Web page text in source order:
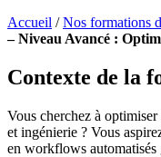
Accueil /Nos formations
– Niveau Avancé :
Contexte de la
Vous cherchez à
et ingénierie ? Vous
en workflows